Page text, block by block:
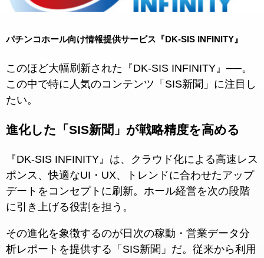
パチンコホール向け情報提供サービス『DK-SIS INFINITY』
このほど大幅刷新された『DK-SIS INFINITY』──。
この中で特に人気のコンテンツ「SIS新聞」に注目し
たい。
進化した「SIS新聞」が戦略精度を高める
『DK-SIS INFINITY』は、クラウド化による高速レス
ポンス、快適なUI・UX、トレンドに合わせたアップ
デートをコンセプトに刷新。ホール経営を次の段階
に引き上げる役割を担う。
その進化を象徴するのが日次の稼動・営業データ分
析レポートを提供する「SIS新聞」だ。従来から利用